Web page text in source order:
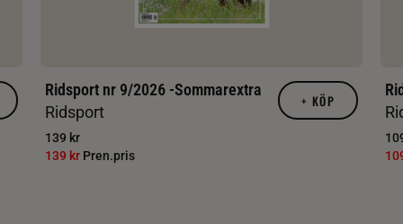
Ridsport nr 9/2026 -Sommarextra
Ridsport
139 kr
139 kr Pren.pris
+ KÖP